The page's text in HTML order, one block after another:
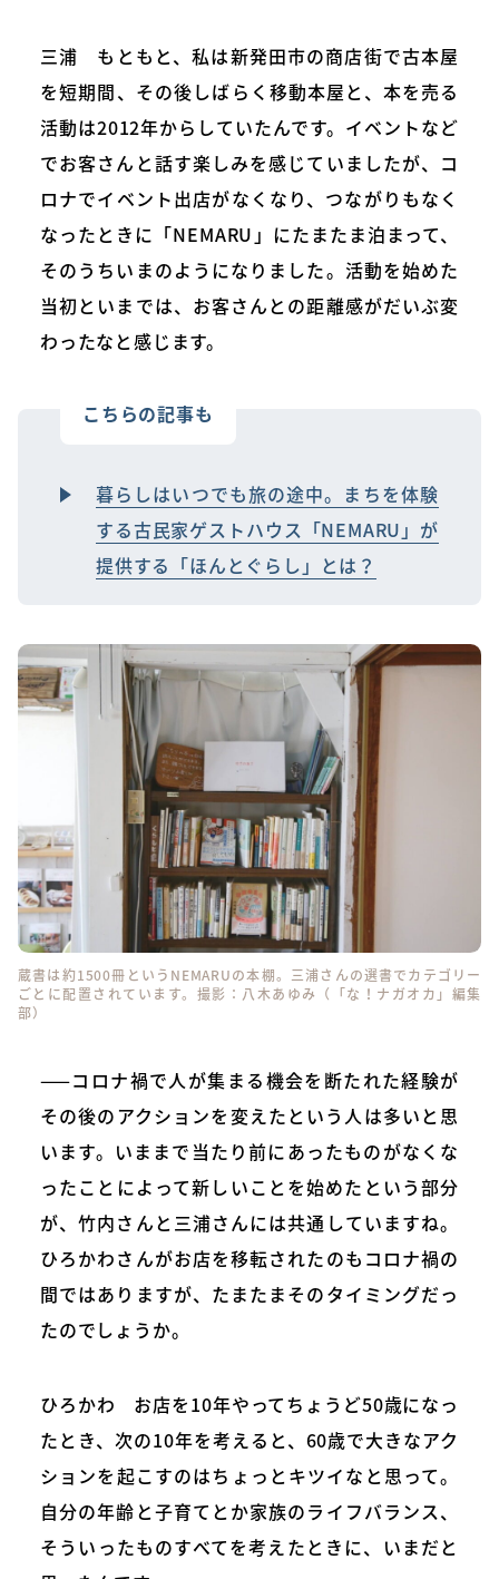
三浦 もともと、私は新発田市の商店街で古本屋
を短期間、その後しばらく移動本屋と、本を売る
活動は2012年からしていたんです。イベントなど
でお客さんと話す楽しみを感じていましたが、コ
ロナでイベント出店がなくなり、つながりもなく
なったときに「NEMARU」にたまたま泊まって、
そのうちいまのようになりました。活動を始めた
当初といまでは、お客さんとの距離感がだいぶ変
わったなと感じます。
こちらの記事も
暮らしはいつでも旅の途中。まちを体験
する古民家ゲストハウス「NEMARU」が
提供する「ほんとぐらし」とは？
蔵書は約1500冊というNEMARUの本棚。三浦さんの選書でカテゴリー
ごとに配置されています。撮影：八木あゆみ（「な！ナガオカ」編集
部）
——コロナ禍で人が集まる機会を断たれた経験が
その後のアクションを変えたという人は多いと思
います。いままで当たり前にあったものがなくな
ったことによって新しいことを始めたという部分
が、竹内さんと三浦さんには共通していますね。
ひろかわさんがお店を移転されたのもコロナ禍の
間ではありますが、たまたまそのタイミングだっ
たのでしょうか。
ひろかわ お店を10年やってちょうど50歳になっ
たとき、次の10年を考えると、60歳で大きなアク
ションを起こすのはちょっとキツイなと思って。
自分の年齢と子育てとか家族のライフバランス、
そういったものすべてを考えたときに、いまだと